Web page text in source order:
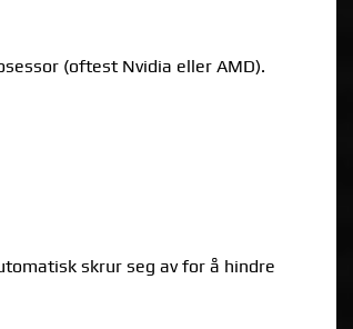
(oftest Nvidia eller AMD).
skrur seg av for å hindre